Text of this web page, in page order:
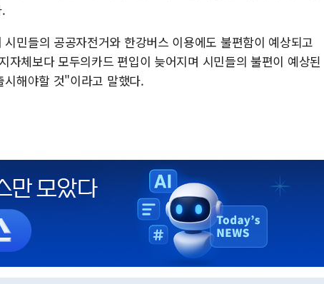
민들의 공공자전거와 한강버스 이용에도 불편함이 예상되고
체보다 모두의카드 편입이 늦어지며 시민들의 불편이 예상된
해야할 것"이라고 말했다.